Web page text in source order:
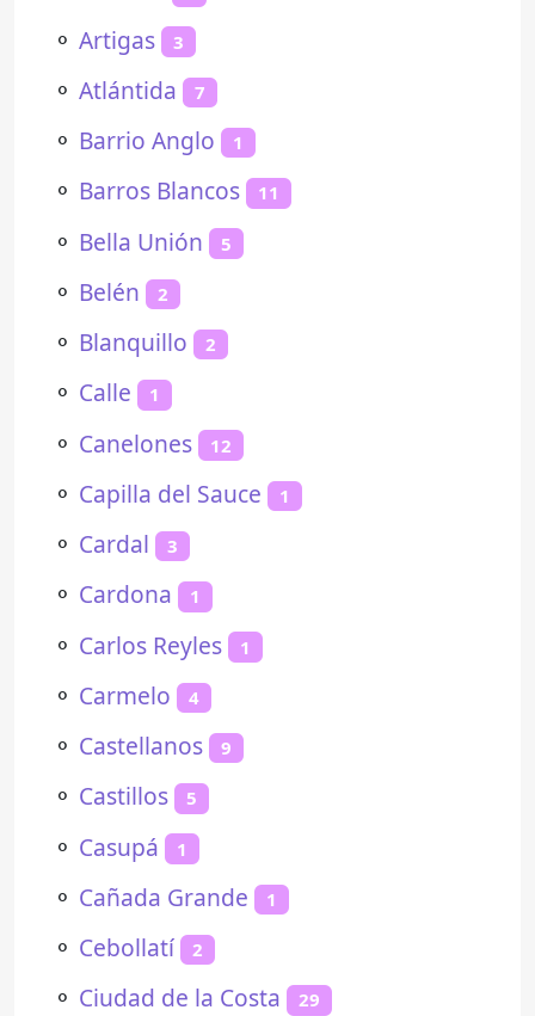
⚬ Artigas 3
⚬ Atlántida 7
⚬ Barrio Anglo 1
⚬ Barros Blancos 11
⚬ Bella Unión 5
⚬ Belén 2
⚬ Blanquillo 2
⚬ Calle 1
⚬ Canelones 12
⚬ Capilla del Sauce 1
⚬ Cardal 3
⚬ Cardona 1
⚬ Carlos Reyles 1
⚬ Carmelo 4
⚬ Castellanos 9
⚬ Castillos 5
⚬ Casupá 1
⚬ Cañada Grande 1
⚬ Cebollatí 2
⚬ Ciudad de la Costa 29